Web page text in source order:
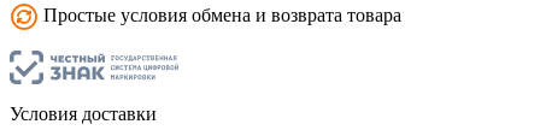
Простые условия обмена и возврата товара
Условия доставки